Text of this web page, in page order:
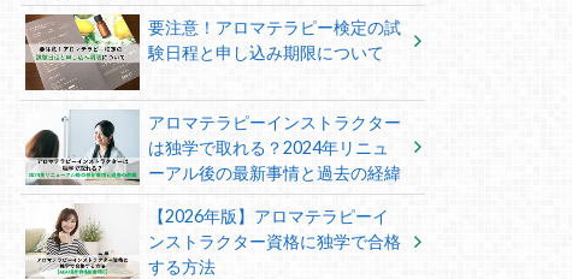
要注意！アロマテラピー検定の試
験日程と申し込み期限について
アロマテラピーインストラクター
は独学で取れる？2024年リニュ
ーアル後の最新事情と過去の経緯
【2026年版】アロマテラピーイ
ンストラクター資格に独学で合格
する方法